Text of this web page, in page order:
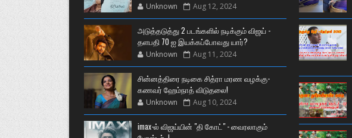
Unknown Aug 12, 2024
அடுத்தடுத்து 2 படங்களில் நடிக்கும் விஜய் -
தளபதி 70 ஐ இயக்கப்போவது யார்?
Unknown Aug 11, 2024
சின்னத்திரை நடிகை சித்ரா மரண வழக்கு-
கணவர் ஹேம்நாத் விடுதலை!
Unknown Aug 10, 2024
imax-ல் விஜய்யின் "தி கோட்" - வைரலாகும்